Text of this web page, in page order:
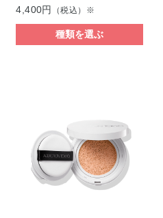
4,400円 （税込）※
種類を選ぶ